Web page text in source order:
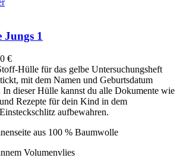
1
€
Hülle für das gelbe Untersuchungsheft
mit dem Namen und Geburtsdatum
In dieser Hülle kannst du alle Dokumente wie
Rezepte für dein Kind in dem
aufbewahren.
aus 100 % Baumwolle
Volumenvlies